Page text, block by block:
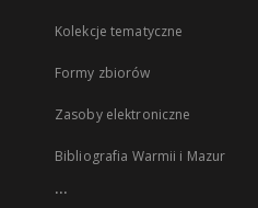
Kolekcje tematyczne
Formy zbiorów
Zasoby elektroniczne
Bibliografia Warmii i Mazur
...